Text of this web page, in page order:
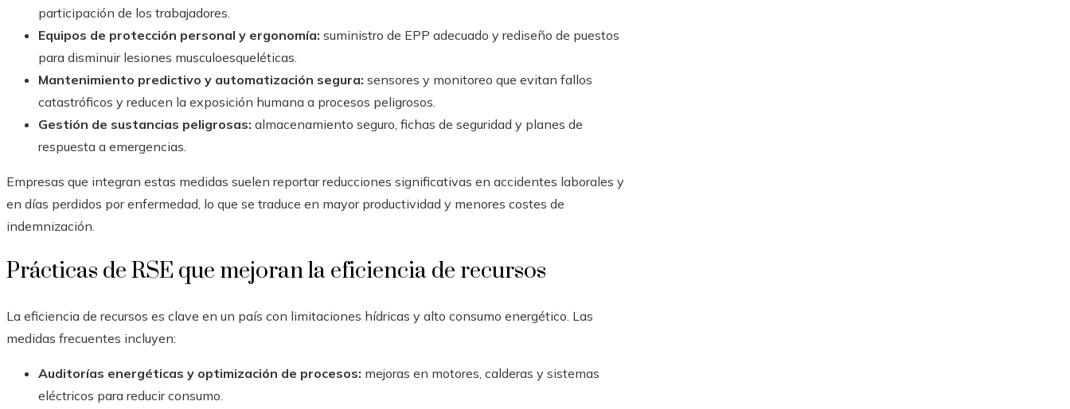
participación de los trabajadores.
Equipos de protección personal y ergonomía: suministro de EPP adecuado y rediseño de puestos
para disminuir lesiones musculoesqueléticas.
Mantenimiento predictivo y automatización segura: sensores y monitoreo que evitan fallos
catastróficos y reducen la exposición humana a procesos peligrosos.
Gestión de sustancias peligrosas: almacenamiento seguro, fichas de seguridad y planes de
respuesta a emergencias.
Empresas que integran estas medidas suelen reportar reducciones significativas en accidentes laborales y
en días perdidos por enfermedad, lo que se traduce en mayor productividad y menores costes de
indemnización.
Prácticas de RSE que mejoran la eficiencia de recursos
La eficiencia de recursos es clave en un país con limitaciones hídricas y alto consumo energético. Las
medidas frecuentes incluyen:
Auditorías energéticas y optimización de procesos: mejoras en motores, calderas y sistemas
eléctricos para reducir consumo.